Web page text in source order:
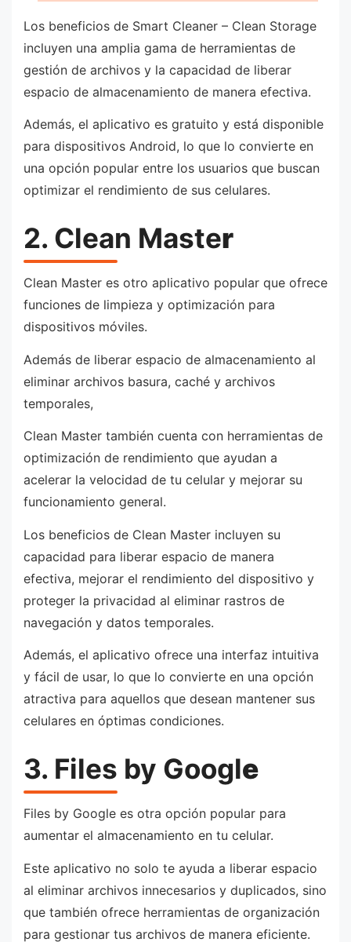
Los beneficios de Smart Cleaner – Clean Storage
incluyen una amplia gama de herramientas de
gestión de archivos y la capacidad de liberar
espacio de almacenamiento de manera efectiva.
Además, el aplicativo es gratuito y está disponible
para dispositivos Android, lo que lo convierte en
una opción popular entre los usuarios que buscan
optimizar el rendimiento de sus celulares.
2. Clean Master
Clean Master es otro aplicativo popular que ofrece
funciones de limpieza y optimización para
dispositivos móviles.
Además de liberar espacio de almacenamiento al
eliminar archivos basura, caché y archivos
temporales,
Clean Master también cuenta con herramientas de
optimización de rendimiento que ayudan a
acelerar la velocidad de tu celular y mejorar su
funcionamiento general.
Los beneficios de Clean Master incluyen su
capacidad para liberar espacio de manera
efectiva, mejorar el rendimiento del dispositivo y
proteger la privacidad al eliminar rastros de
navegación y datos temporales.
Además, el aplicativo ofrece una interfaz intuitiva
y fácil de usar, lo que lo convierte en una opción
atractiva para aquellos que desean mantener sus
celulares en óptimas condiciones.
3. Files by Google
Files by Google es otra opción popular para
aumentar el almacenamiento en tu celular.
Este aplicativo no solo te ayuda a liberar espacio
al eliminar archivos innecesarios y duplicados, sino
que también ofrece herramientas de organización
para gestionar tus archivos de manera eficiente.